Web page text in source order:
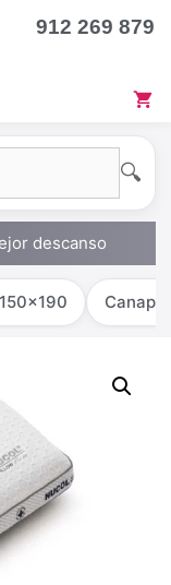
912 269 879
🔍
descanso